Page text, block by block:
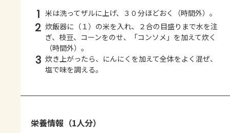
1 米は洗ってザルに上げ、３０分ほどおく（時間外）。
2 炊飯器に（１）の米を入れ、２合の目盛りまで水を注
ぎ、枝豆、コーンをのせ、「コンソメ」を加えて炊く
（時間外）。
3 炊き上がったら、にんにくを加えて全体をよく混ぜ、
塩で味を調える。
栄養情報（1人分）